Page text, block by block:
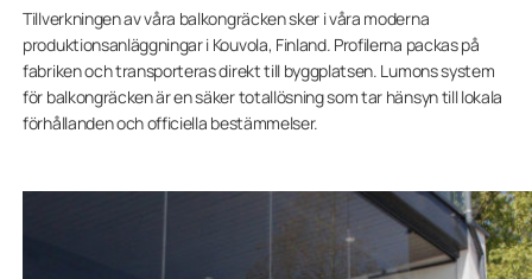
Tillverkningen av våra balkongräcken sker i våra moderna
produktionsanläggningar i Kouvola, Finland. Profilerna packas på
fabriken och transporteras direkt till byggplatsen. Lumons system
för balkongräcken är en säker totallösning som tar hänsyn till lokala
förhållanden och officiella bestämmelser.